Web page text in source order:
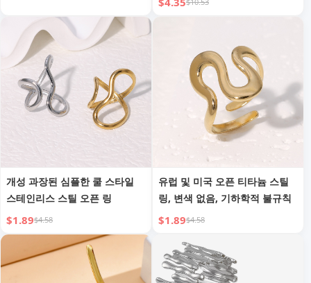
개성 과장된 심플한 쿨 스타일
스테인리스 스틸 오픈 링
$1.89$4.58
유럽 및 미국 오픈 티타늄 스틸
링, 변색 없음, 기하학적 불규칙
$1.89$4.58